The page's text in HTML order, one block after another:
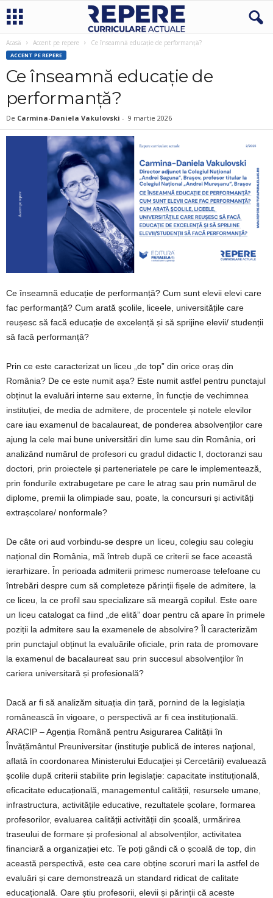
Acasă Accent pe repere Ce înseamnă educație de performanță?
ACCENT PE REPERE
Ce înseamnă educație de
performanță?
De Carmina-Daniela Vakulovski - 9 martie 2026
Ce înseamnă educație de performanță? Cum sunt elevii elevi care
fac performanță? Cum arată școlile, liceele, universitățile care
reușesc să facă educație de excelență și să sprijine elevii/ studenții
să facă performanță?
Prin ce este caracterizat un liceu „de top” din orice oraș din
România? De ce este numit așa? Este numit astfel pentru punctajul
obținut la evaluări interne sau externe, în funcție de vechimnea
instituției, de media de admitere, de procentele și notele elevilor
care iau examenul de bacalaureat, de ponderea absolvenților care
ajung la cele mai bune universitări din lume sau din România, ori
analizând numărul de profesori cu gradul didactic I, doctoranzi sau
doctori, prin proiectele și parteneriatele pe care le implementează,
prin fondurile extrabugetare pe care le atrag sau prin numărul de
diplome, premii la olimpiade sau, poate, la concursuri și activități
extrașcolare/ nonformale?
De câte ori aud vorbindu-se despre un liceu, colegiu sau colegiu
național din România, mă întreb după ce criterii se face această
ierarhizare. În perioada admiterii primesc numeroase telefoane cu
întrebări despre cum să completeze părinții fișele de admitere, la
ce liceu, la ce profil sau specializare să meargă copilul. Este oare
un liceu catalogat ca fiind „de elită” doar pentru că apare în primele
poziții la admitere sau la examenele de absolvire? Îl caracterizăm
prin punctajul obținut la evaluările oficiale, prin rata de promovare
la examenul de bacalaureat sau prin succesul absolvenților în
cariera universitară și profesională?
Dacă ar fi să analizăm situația din țară, pornind de la legislația
românească în vigoare, o perspectivă ar fi cea instituțională.
ARACIP – Agenția Română pentru Asigurarea Calității în
Învățământul Preuniversitar (instituţie publică de interes naţional,
aflată în coordonarea Ministerului Educaţiei și Cercetării) evaluează
școlile după criterii stabilite prin legislație: capacitate instituțională,
eficacitate educațională, managementul calității, resursele umane,
infrastructura, activitățile educative, rezultatele școlare, formarea
profesorilor, evaluarea calității activității din școală, urmărirea
traseului de formare și profesional al absolvenților, activitatea
financiară a organizației etc. Te poți gândi că o școală de top, din
această perspectivă, este cea care obține scoruri mari la astfel de
evaluări și care demonstrează un standard ridicat de calitate
educațională. Oare știu profesorii, elevii și părinții că aceste